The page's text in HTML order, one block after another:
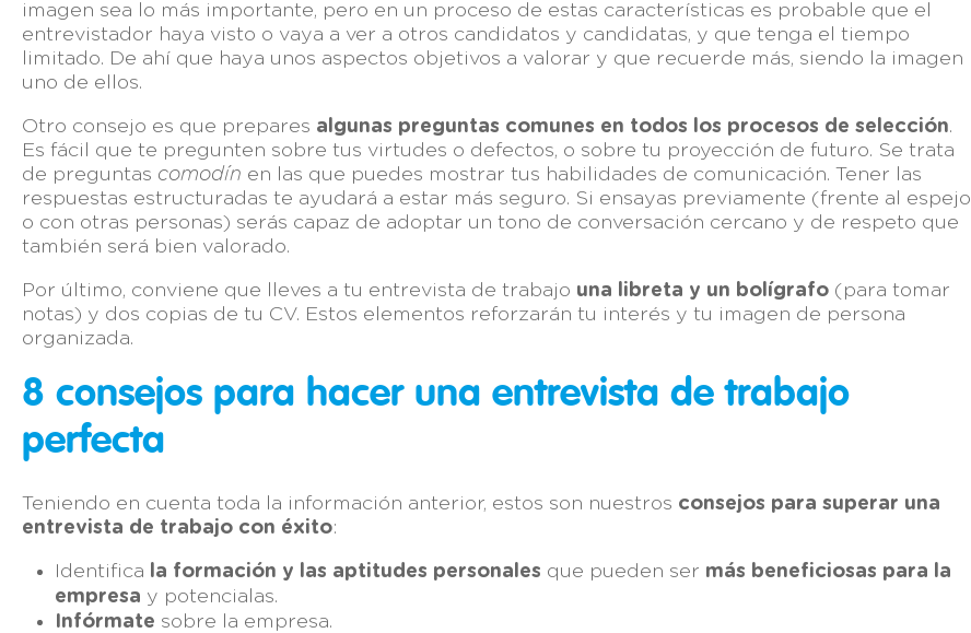
imagen sea lo más importante, pero en un proceso de estas características es probable que el
entrevistador haya visto o vaya a ver a otros candidatos y candidatas, y que tenga el tiempo
limitado. De ahí que haya unos aspectos objetivos a valorar y que recuerde más, siendo la imagen
uno de ellos.
Otro consejo es que prepares algunas preguntas comunes en todos los procesos de selección.
Es fácil que te pregunten sobre tus virtudes o defectos, o sobre tu proyección de futuro. Se trata
de preguntas comodín en las que puedes mostrar tus habilidades de comunicación. Tener las
respuestas estructuradas te ayudará a estar más seguro. Si ensayas previamente (frente al espejo
o con otras personas) serás capaz de adoptar un tono de conversación cercano y de respeto que
también será bien valorado.
Por último, conviene que lleves a tu entrevista de trabajo una libreta y un bolígrafo (para tomar
notas) y dos copias de tu CV. Estos elementos reforzarán tu interés y tu imagen de persona
organizada.
8 consejos para hacer una entrevista de trabajo
perfecta
Teniendo en cuenta toda la información anterior, estos son nuestros consejos para superar una
entrevista de trabajo con éxito:
Identifica la formación y las aptitudes personales que pueden ser más beneficiosas para la
empresa y potencialas.
Infórmate sobre la empresa.